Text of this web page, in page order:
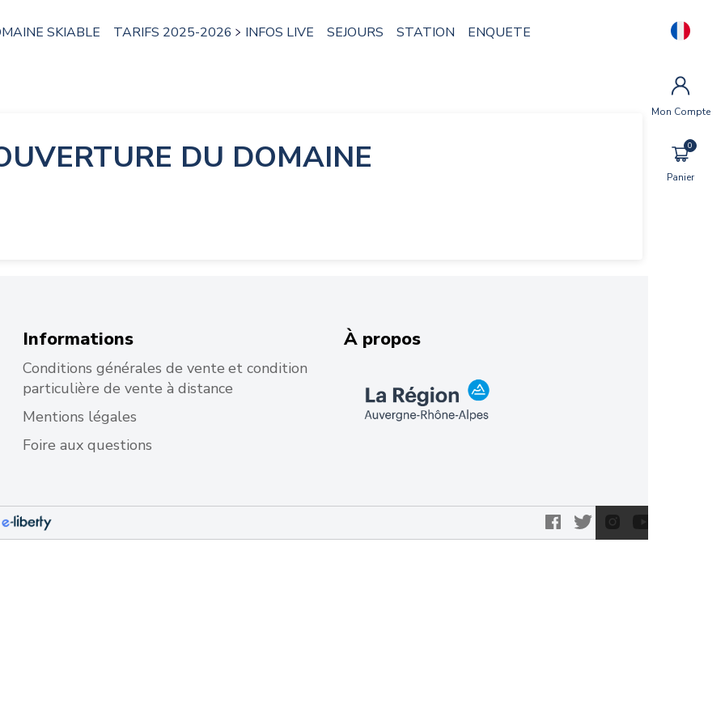
SKIABLE TARIFS 2025-2026 INFOS LIVE SEJOURS STATION ENQUETE
Mon Compte
Panier
DU DOMAINE
Informations
Conditions générales de vente et condition
particulière de vente à distance
Mentions légales
Foire aux questions
À propos